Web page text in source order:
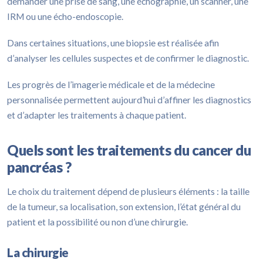
IRM ou une écho-endoscopie.
Dans certaines situations, une biopsie est réalisée afin
d’analyser les cellules suspectes et de confirmer le diagnostic.
Les progrès de l’imagerie médicale et de la médecine
personnalisée permettent aujourd’hui d’affiner les diagnostics
et d’adapter les traitements à chaque patient.
Quels sont les traitements du cancer du
pancréas ?
Le choix du traitement dépend de plusieurs éléments : la taille
de la tumeur, sa localisation, son extension, l’état général du
patient et la possibilité ou non d’une chirurgie.
La chirurgie